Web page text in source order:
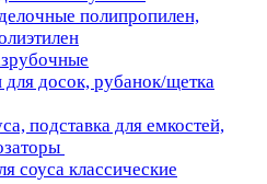
полипропилен,
для досок, рубанок/щетка
подставка для емкостей,
соуса классические